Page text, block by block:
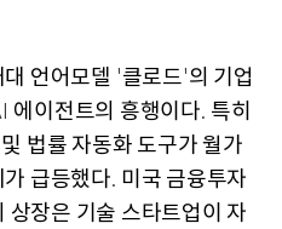
언어모델 '클로드'의 기업
에이전트의 흥행이다. 특히
법률 자동화 도구가 월가
급등했다. 미국 금융투자
상장은 기술 스타트업이 자